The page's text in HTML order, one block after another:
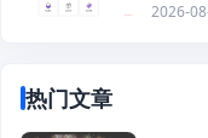
2026-
热门文章